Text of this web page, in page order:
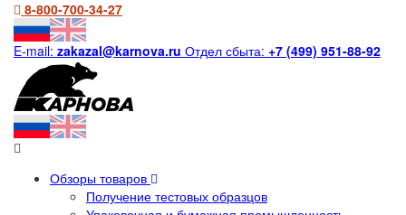
8-800-700-34-27
E-mail: zakazal@karnova.ru Отдел сбыта: +7 (499) 951-88-92
Обзоры товаров
Получение тестовых образцов